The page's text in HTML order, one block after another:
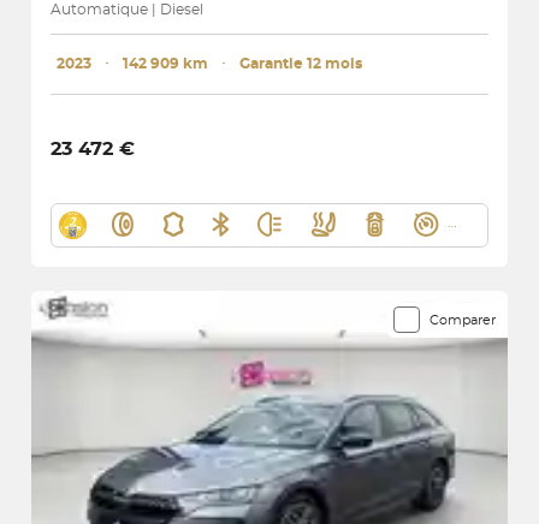
Automatique | Diesel
2023 ･ 142 909 km ･ Garantie 12 mois
23 472 €
Comparer